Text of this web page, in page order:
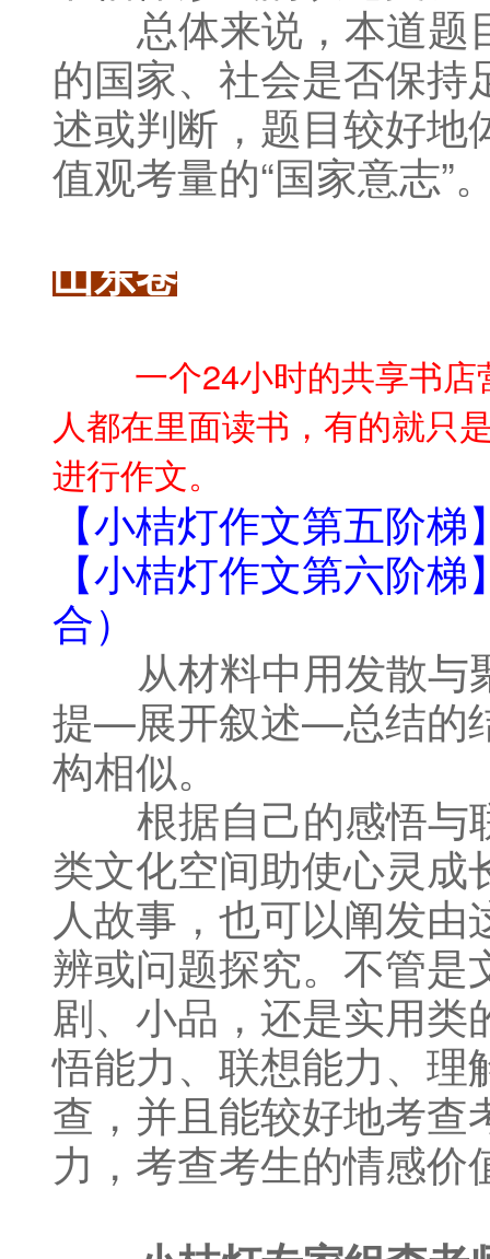
总体来说，本道题
的国家、社会是否保
述或判断，题目较好地
值观考量的“国家意志”
山东卷
一个24小时的共享书
人都在里面读书，有的就只
进行作文。
【小桔灯作文第五阶
【小桔灯作文第六阶
合）
从材料中用发散与
提—展开叙述—总结的
构相似。
根据自己的感悟与
类文化空间助使心灵成
人故事，也可以阐发
辨或问题探究。不管是
剧、小品，还是实用
悟能力、联想能力、理
查，并且能较好地考查
力，考查考生的情感价